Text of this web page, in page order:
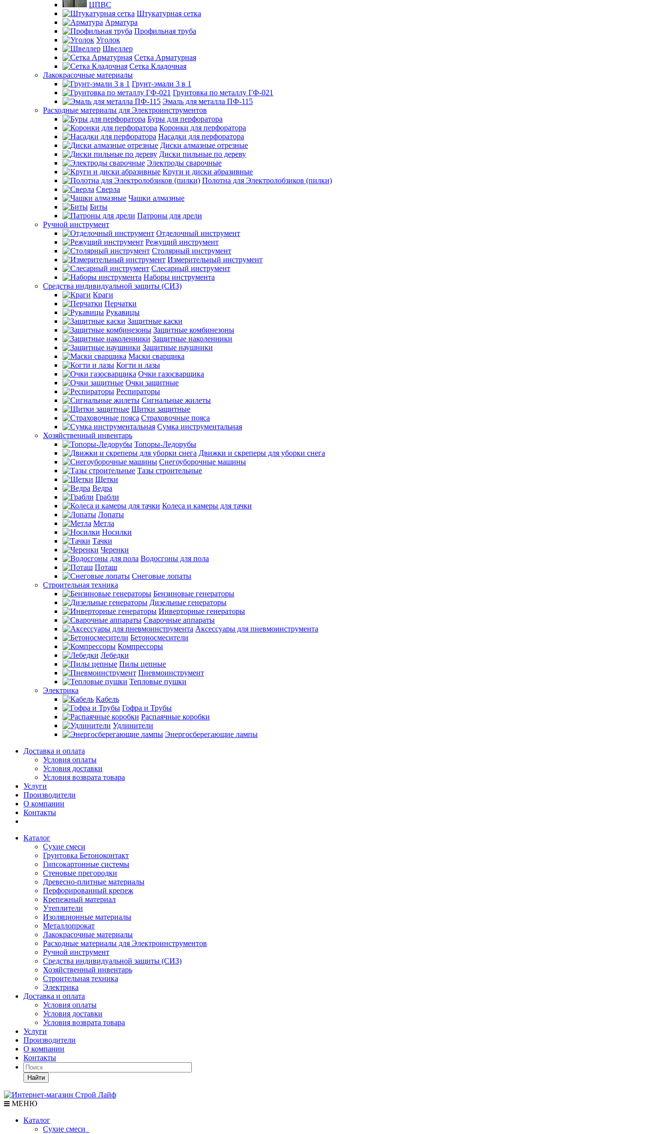
ЦПВС
Штукатурная сетка
Арматура
Профильная труба
Уголок
Швеллер
Сетка Арматурная
Сетка Кладочная
Лакокрасочные материалы
Грунт-эмали 3 в 1
Грунтовка по металлу ГФ-021
Эмаль для металла ПФ-115
Расходные материалы для Электроинструментов
Буры для перфоратора
Коронки для перфоратора
Насадки для перфоратора
Диски алмазные отрезные
Диски пильные по дереву
Электроды сварочные
Круги и диски абразивные
Полотна для Электролобзиков (пилки)
Сверла
Чашки алмазные
Биты
Патроны для дрели
Ручной инструмент
Отделочный инструмент
Режущий инструмент
Столярный инструмент
Измерительный инструмент
Слесарный инструмент
Наборы инструмента
Средства индивидуальной защиты (СИЗ)
Краги
Перчатки
Рукавицы
Защитные каски
Защитные комбинезоны
Защитные наколенники
Защитные наушники
Маски сварщика
Когти и лазы
Очки газосварщика
Очки защитные
Респираторы
Сигнальные жилеты
Щитки защитные
Страховочные пояса
Сумка инструментальная
Хозяйственный инвентарь
Топоры-Ледорубы
Движки и скреперы для уборки снега
Снегоуборочные машины
Тазы строительные
Щетки
Ведра
Грабли
Колеса и камеры для тачки
Лопаты
Метла
Носилки
Тачки
Черенки
Водосгоны для пола
Поташ
Снеговые лопаты
Строительная техника
Бензиновые генераторы
Дизельные генераторы
Инверторные генераторы
Сварочные аппараты
Аксессуары для пневмоинструмента
Бетоносмесители
Компрессоры
Лебедки
Пилы цепные
Пневмоинструмент
Тепловые пушки
Электрика
Кабель
Гофра и Трубы
Распаячные коробки
Удлинители
Энергосберегающие лампы
Доставка и оплата
Условия оплаты
Условия доставки
Условия возврата товара
Услуги
Производители
О компании
Контакты
Каталог
Сухие смеси
Грунтовка Бетоноконтакт
Гипсокартонные системы
Стеновые прегородки
Древесно-плитные материалы
Перфорированный крепеж
Крепежный материал
Утеплители
Изоляционные материалы
Металлопрокат
Лакокрасочные материалы
Расходные материалы для Электроинструментов
Ручной инструмент
Средства индивидуальной защиты (СИЗ)
Хозяйственный инвентарь
Строительная техника
Электрика
Доставка и оплата
Условия оплаты
Условия доставки
Условия возврата товара
Услуги
Производители
О компании
Контакты
Найти
МЕНЮ
Каталог
Сухие смеси